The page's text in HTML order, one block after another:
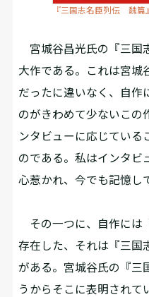
『三国志名臣列伝 魏篇
宮城谷昌光氏の『三国
大作である。これは宮城
だったに違いなく、自作
のがきわめて少ないこの
ンタビューに応じている
のである。私はインタビ
心惹かれ、今でも記憶し
その一つに、自作には
存在した、それは『三国
がある。宮城谷氏の『三
うからそこに表明されて